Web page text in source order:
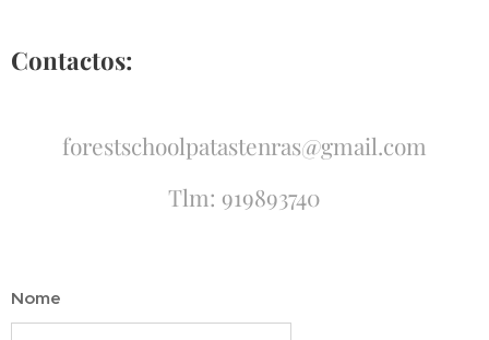
Contactos:
forestschoolpatastenras@gmail.com
Tlm: 919893740
Nome